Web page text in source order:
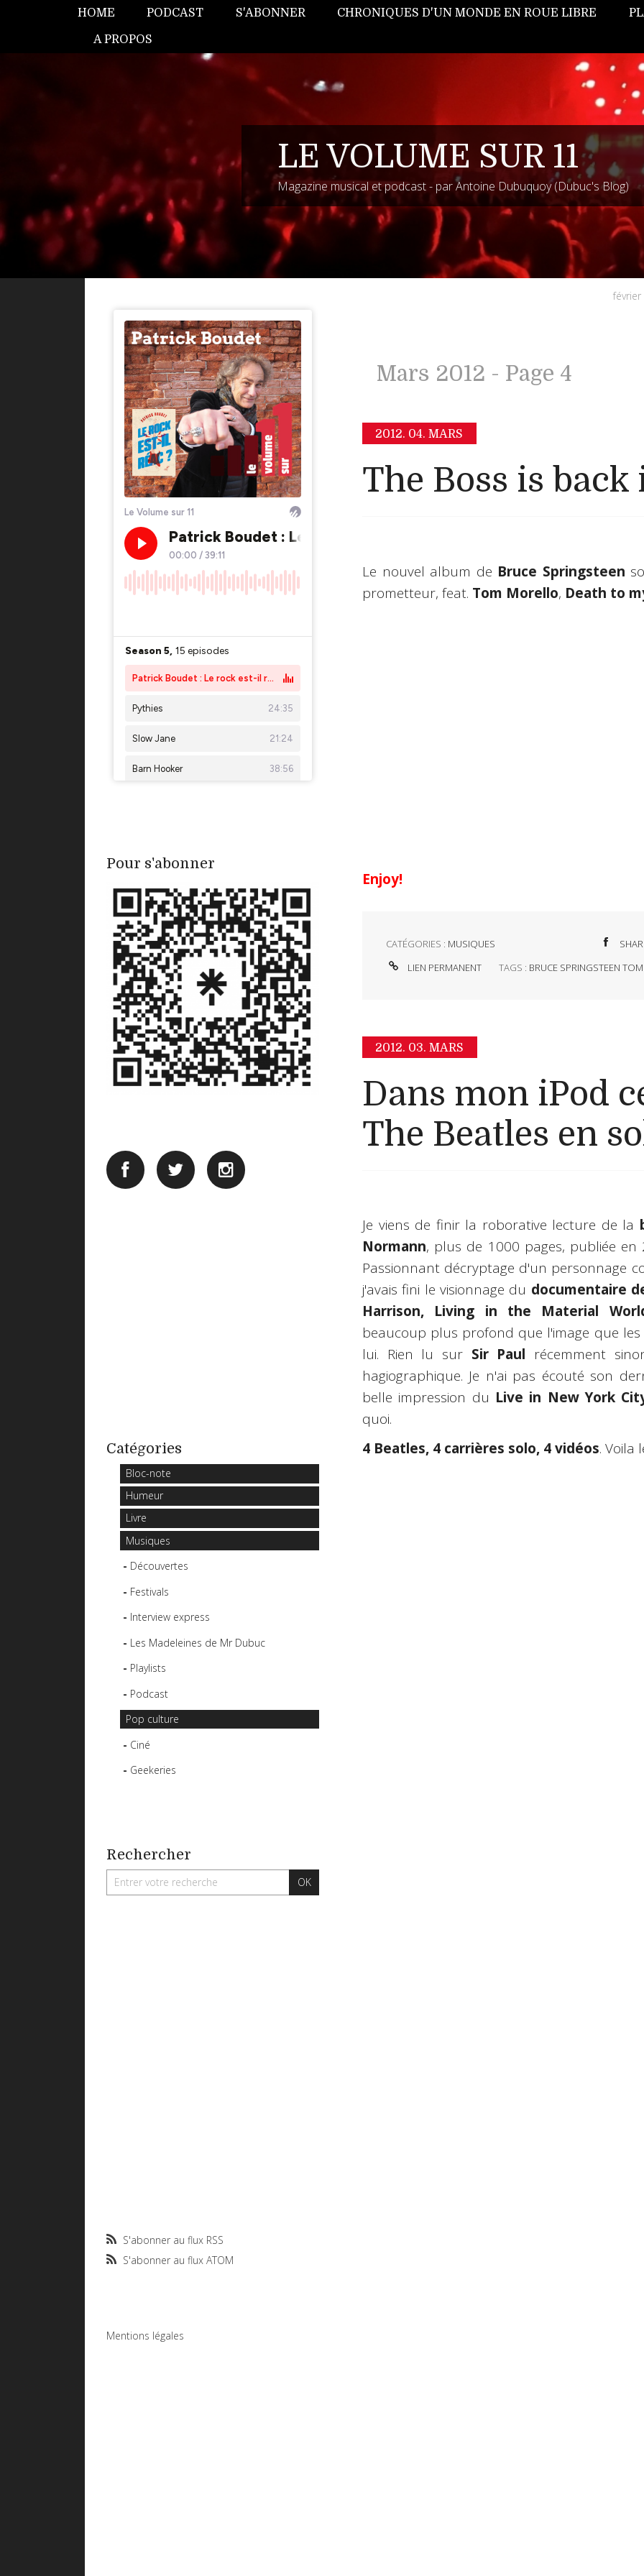
HOME PODCAST S'ABONNER CHRONIQUES D'UN MONDE EN ROUE LIBRE
A PROPOS
LE VOLUME SUR 11
Magazine musical et podcast - par Antoine Dubuquoy (Dubuc's Blog)
Pour s'abonner
Catégories
Bloc-note
Humeur
Livre
Musiques
Découvertes
Festivals
Interview express
Les Madeleines de Mr Dubuc
Playlists
Podcast
Pop culture
Ciné
Geekeries
Rechercher
S'abonner au flux RSS
S'abonner au flux ATOM
Mentions légales
février
Mars 2012 - Page 4
2012. 04. MARS
The Boss is
Le nouvel album de Bruce Springsteen
prometteur, feat. Tom Morello, Death to
Enjoy!
CATÉGORIES : MUSIQUES
LIEN PERMANENT
TAGS : BRUCE SPRINGSTEEN
2012. 03. MARS
Dans mon iPod
The Beatles en
Je viens de finir la roborative lecture de la
Normann, plus de 1000 pages, publiée en
Passionnant décryptage d'un personnage
j'avais fini le visionnage du documentaire
Harrison, Living in the Material
beaucoup plus profond que l'image que
lui. Rien lu sur Sir Paul récemment
hagiographique. Je n'ai pas écouté son
belle impression du Live in New York
quoi.
4 Beatles, 4 carrières solo, 4 vidéos. Voila